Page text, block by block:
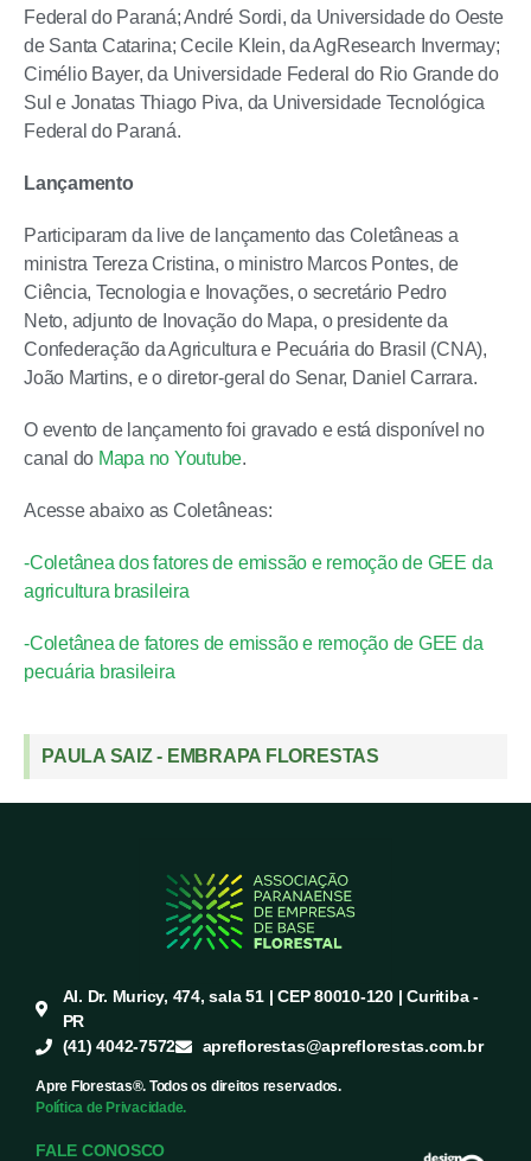
Federal do Paraná; André Sordi, da Universidade do Oeste
de Santa Catarina; Cecile Klein, da AgResearch Invermay;
Cimélio Bayer, da Universidade Federal do Rio Grande do
Sul e Jonatas Thiago Piva, da Universidade Tecnológica
Federal do Paraná.
Lançamento
Participaram da live de lançamento das Coletâneas a
ministra Tereza Cristina, o ministro Marcos Pontes, de
Ciência, Tecnologia e Inovações, o secretário Pedro
Neto, adjunto de Inovação do Mapa, o presidente da
Confederação da Agricultura e Pecuária do Brasil (CNA),
João Martins, e o diretor-geral do Senar, Daniel Carrara.
O evento de lançamento foi gravado e está disponível no
canal do Mapa no Youtube.
Acesse abaixo as Coletâneas:
-Coletânea dos fatores de emissão e remoção de GEE da
agricultura brasileira
-Coletânea de fatores de emissão e remoção de GEE da
pecuária brasileira
PAULA SAIZ - EMBRAPA FLORESTAS
Al. Dr. Muricy, 474, sala 51 | CEP 80010-120 | Curitiba -
PR
(41) 4042-7572
apreflorestas@apreflorestas.com.br
Apre Florestas®. Todos os direitos reservados.
Política de Privacidade.
FALE CONOSCO